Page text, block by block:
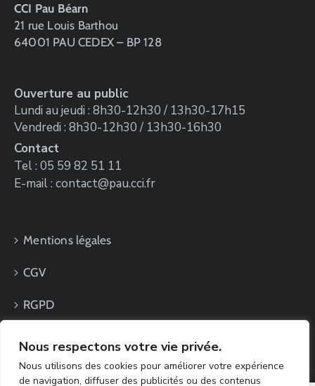
Nous respectons votre vie privée.
Nous utilisons des cookies pour améliorer votre expérience
de navigation, diffuser des publicités ou des contenus
CCI Pau Béarn
21 rue Louis Barthou
64001 PAU CEDEX – BP 128
Ouverture au public
Lundi au jeudi : 8h30-12h30 / 13h30-17h15
Vendredi : 8h30-12h30 / 13h30-16h30
Contact
Tel : 05 59 82 51 11
E-mail : contact@pau.cci.fr
Mentions légales
CGV
RGPD